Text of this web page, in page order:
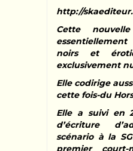
http://
Cette
noirs et
exclusivement
Elle codirige
cette fois-du
Elle a suivi en
d’écriture
scénario à la